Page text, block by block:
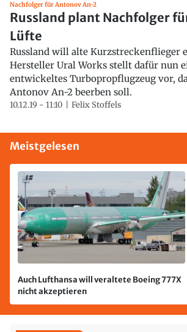
Nachfolger für Antonov An-2
Russland plant Nachfolger
Lüfte
Russland will alte Kurzstreckenflieger
Hersteller Ural Works stellt dafür nun
entwickeltes Turbopropflugzeug vor,
Antonov An-2 beerben soll.
10.12.19 - 11:10 Felix Stoffels
Meistgelesen
Auch Lufthansa will veraltete Boeing 777X
nicht akzeptieren